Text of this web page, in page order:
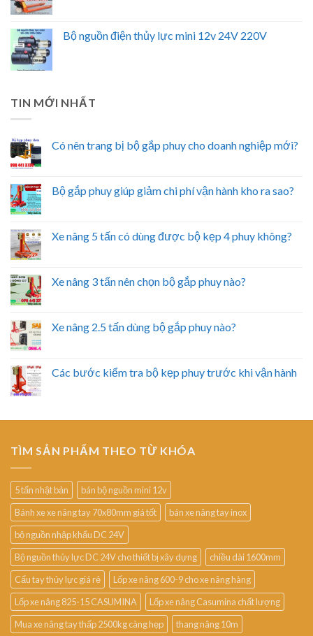
Bộ nguồn điện thủy lực mini 12v 24V 220V
TIN MỚI NHẤT
Có nên trang bị bộ gắp phuy cho doanh nghiệp mới?
Bộ gắp phuy giúp giảm chi phí vận hành kho ra sao?
Xe nâng 5 tấn có dùng được bộ kẹp 4 phuy không?
Xe nâng 3 tấn nên chọn bộ gắp phuy nào?
Xe nâng 2.5 tấn dùng bộ gắp phuy nào?
Các bước kiểm tra bộ kẹp phuy trước khi vận hành
TÌM SẢN PHẨM THEO TỪ KHÓA
5 tấn nhật bản
bán bộ nguồn mini 12v
Bánh xe xe nâng tay 70x80mm giá tốt
bán xe nâng tay inox
bộ nguồn nhập khẩu DC 24V
Bộ nguồn thủy lực DC 24V cho thiết bị xây dựng
chiều dài 1600mm
Cẩu tay thủy lực giá rẻ
Lốp xe nâng 600-9 cho xe nâng hàng
Lốp xe nâng 825-15 CASUMINA
Lốp xe nâng Casumina chất lượng
Mua xe nâng tay thấp 2500kg càng hẹp
thang nâng 10m